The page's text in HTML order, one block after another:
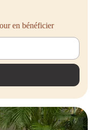
en bénéficier